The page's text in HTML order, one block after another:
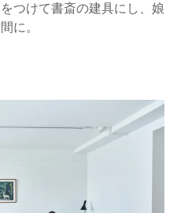
つけて書斎の建具にし、娘
に。